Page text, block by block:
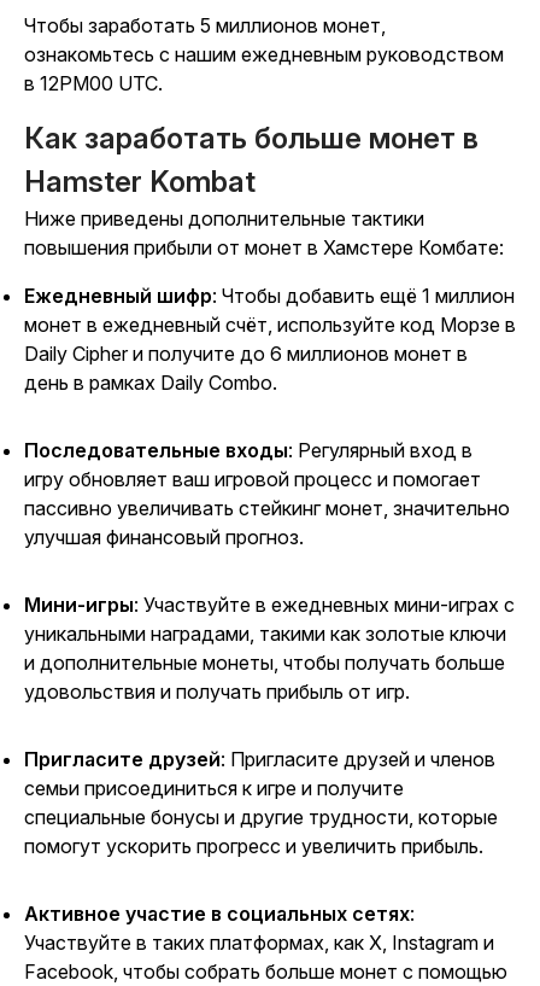
Чтобы заработать 5 миллионов монет,
ознакомьтесь с нашим ежедневным руководством
в 12PM00 UTC.
Как заработать больше монет в
Hamster Kombat
Ниже приведены дополнительные тактики
повышения прибыли от монет в Хамстере Комбате:
Ежедневный шифр: Чтобы добавить ещё 1 миллион
монет в ежедневный счёт, используйте код Морзе в
Daily Cipher и получите до 6 миллионов монет в
день в рамках Daily Combo.
Последовательные входы: Регулярный вход в
игру обновляет ваш игровой процесс и помогает
пассивно увеличивать стейкинг монет, значительно
улучшая финансовый прогноз.
Мини-игры: Участвуйте в ежедневных мини-играх с
уникальными наградами, такими как золотые ключи
и дополнительные монеты, чтобы получать больше
удовольствия и получать прибыль от игр.
Пригласите друзей: Пригласите друзей и членов
семьи присоединиться к игре и получите
специальные бонусы и другие трудности, которые
помогут ускорить прогресс и увеличить прибыль.
Активное участие в социальных сетях:
Участвуйте в таких платформах, как X, Instagram и
Facebook, чтобы собрать больше монет с помощью